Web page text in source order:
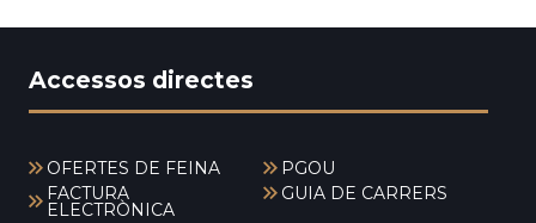
Accessos directes
OFERTES DE FEINA
PGOU
FACTURA
ELECTRÒNICA
GUIA DE CARRERS